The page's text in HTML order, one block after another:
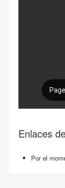
Enlaces
Por el